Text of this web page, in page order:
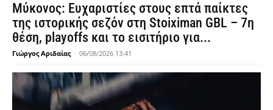
Μύκονος: Ευχαριστίες στους επτά παίκτες
της ιστορικής σεζόν στη Stoiximan GBL – 7η
θέση, playoffs και το εισιτήριο για...
Γιώργος Αριδαίας - 06/08/2026 13:41